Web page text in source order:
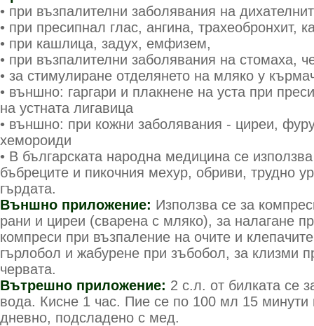
• при възпалителни заболявания на
• при пресипнал глас, ангина, трахеобронхит,
• при кашлица, задух, емфизем,
• при възпалителни заболявания на стомаха,
• за стимулиране отделянето на мляко у
• външно: гаргари и плакнене на уста при
на устната лигавица
• външно: при кожни заболявания - циреи,
хемороиди
• В българската народна медицина се
бъбреците и пикочния мехур, обриви, трудно
гърдата.
Външно приложение: Използва се за
рани и циреи (сварена с мляко), за налагане
компреси при възпаление на очите и
гърлобол и жабурене при зъбобол, за клизми
червата.
Вътрешно приложение: 2 с.л. от билката се
вода. Кисне 1 час. Пие се по 100 мл 15
дневно, подсладено с мед.